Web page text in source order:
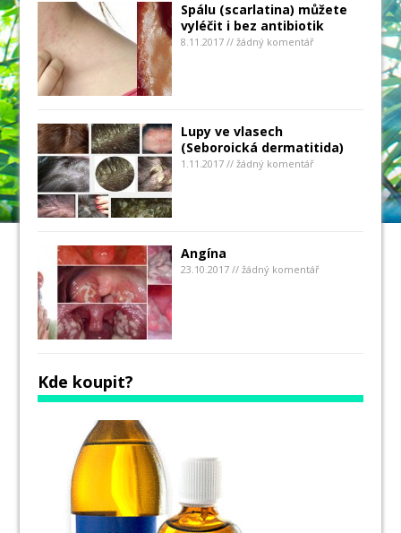
Spálu (scarlatina) můžete
vyléčit i bez antibiotik
8.11.2017 // žádný komentář
Lupy ve vlasech
(Seboroická dermatitida)
1.11.2017 // žádný komentář
Angína
23.10.2017 // žádný komentář
Kde koupit?